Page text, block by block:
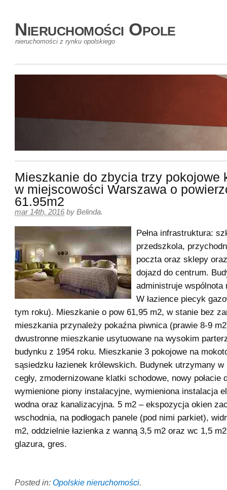
Nieruchomości Opole
nieruchomości z rynku opolskiego
Mieszkanie do zbycia trzy pokojowe
w miejscowości Warszawa o
61.95m2
mar 14th, 2016 by Belinda.
Pełna infrastruktura:
przedszkola,
poczta oraz sklepy
dojazd do centrum.
administruje wspólnota
W łazience piecyk
tym roku). Mieszkanie o pow 61,95 m2, w stanie bez
mieszkania przynależy pokaźna piwnica (prawie 8-9
dwustronne mieszkanie usytuowane na wysokim
budynku z 1954 roku. Mieszkanie 3 pokojowe na
sąsiedzku łazienek królewskich. Budynek utrzymany
cegły, zmodernizowane klatki schodowe, nowy połacie
wymienione piony instalacyjne, wymieniona instalacja
wodna oraz kanalizacyjna. 5 m2 – ekspozycja okien
wschodnia, na podłogach panele (pod nimi parkiet),
m2, oddzielnie łazienka z wanną 3,5 m2 oraz wc 1,5
glazura, gres.
Posted in: Opolskie nieruchomości.